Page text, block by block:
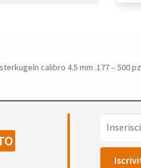
calibro 4.5 mm .177 – 500 pz